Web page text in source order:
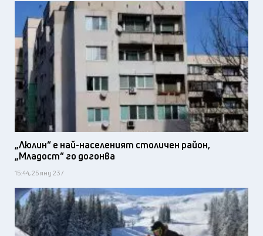
„Люлин“ е най-населеният столичен район,
„Младост“ го догонва
15:44, 25 яну 23 /